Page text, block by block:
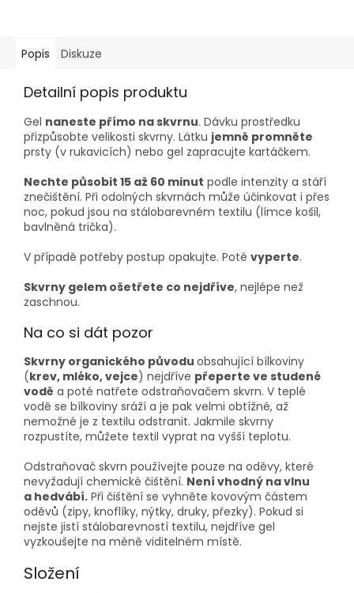
Popis Diskuze
Detailní popis produktu
Gel naneste přímo na skvrnu. Dávku prostředku
přizpůsobte velikosti skvrny. Látku jemně promněte
prsty (v rukavicích) nebo gel zapracujte kartáčkem.
Nechte působit 15 až 60 minut podle intenzity a stáří
znečištění. Při odolných skvrnách může účinkovat i přes
noc, pokud jsou na stálobarevném textilu (límce košil,
bavlněná trička).
V případě potřeby postup opakujte. Poté vyperte.
Skvrny gelem ošetřete co nejdříve, nejlépe než
zaschnou.
Na co si dát pozor
Skvrny organického původu obsahující bílkoviny
(krev, mléko, vejce) nejdříve přeperte ve studené
vodě a poté natřete odstraňovačem skvrn. V teplé
vodě se bílkoviny sráží a je pak velmi obtížné, až
nemožné je z textilu odstranit. Jakmile skvrny
rozpustíte, můžete textil vyprat na vyšší teplotu.
Odstraňovač skvrn používejte pouze na oděvy, které
nevyžadují chemické čištění. Není vhodný na vlnu
a hedvábí. Při čištění se vyhněte kovovým částem
oděvů (zipy, knoflíky, nýtky, druky, přezky). Pokud si
nejste jistí stálobarevností textilu, nejdříve gel
vyzkoušejte na méně viditelném místě.
Složení